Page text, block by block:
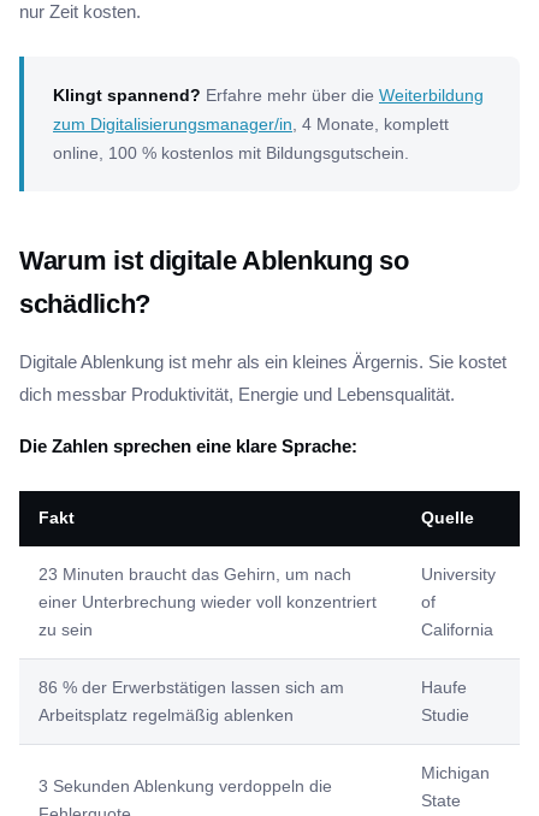
nur Zeit kosten.
Klingt spannend? Erfahre mehr über die Weiterbildung
zum Digitalisierungsmanager/in , 4 Monate, komplett
online, 100 % kostenlos mit Bildungsgutschein.
Warum ist digitale Ablenkung so
schädlich?
Digitale Ablenkung ist mehr als ein kleines Ärgernis. Sie kostet
dich messbar Produktivität, Energie und Lebensqualität.
Die Zahlen sprechen eine klare Sprache:
Fakt Quelle
23 Minuten braucht das Gehirn, um nach
einer Unterbrechung wieder voll konzentriert
zu sein
University
of
California
86 % der Erwerbstätigen lassen sich am
Arbeitsplatz regelmäßig ablenken
Haufe
Studie
3 Sekunden Ablenkung verdoppeln die
Michigan
State